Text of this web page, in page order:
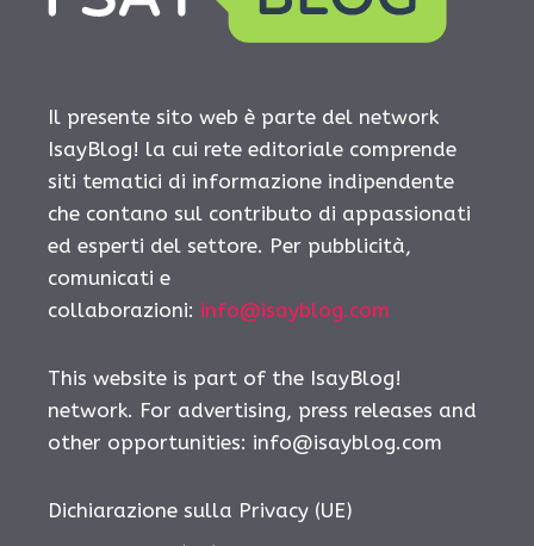
Il presente sito web è parte del network
IsayBlog! la cui rete editoriale comprende
siti tematici di informazione indipendente
che contano sul contributo di appassionati
ed esperti del settore. Per pubblicità,
comunicati e
collaborazioni: info@isayblog.com
This website is part of the IsayBlog!
network. For advertising, press releases and
other opportunities: info@isayblog.com
Dichiarazione sulla Privacy (UE)